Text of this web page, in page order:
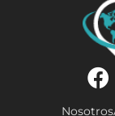
Nosotros